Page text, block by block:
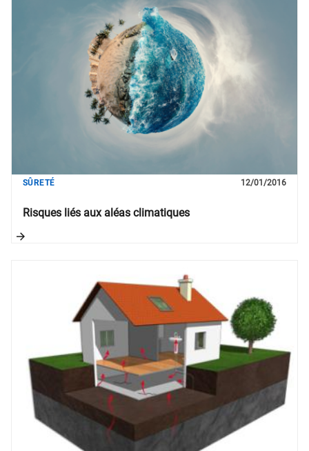
Risques liés aux aléas climatiques
SÛRETÉ 12/01/2016